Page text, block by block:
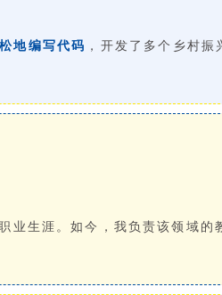
地编写代码 ，开发了多个乡村振
业生涯。如今，我负责该领域的